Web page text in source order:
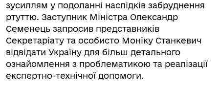
зусиллям у подоланні наслідків забруднення
ртуттю. Заступник Міністра Олександр
Семенець запросив представників
Секретаріату та особисто Моніку Станкевич
відвідати Україну для більш детального
ознайомлення з проблематикою та реалізації
експертно-технічної допомоги.